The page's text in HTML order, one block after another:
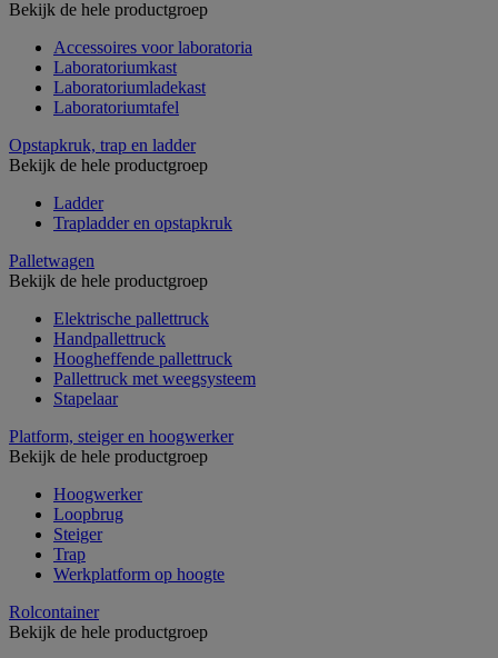
Bekijk de hele productgroep
Accessoires voor laboratoria
Laboratoriumkast
Laboratoriumladekast
Laboratoriumtafel
Opstapkruk, trap en ladder
Bekijk de hele productgroep
Ladder
Trapladder en opstapkruk
Palletwagen
Bekijk de hele productgroep
Elektrische pallettruck
Handpallettruck
Hoogheffende pallettruck
Pallettruck met weegsysteem
Stapelaar
Platform, steiger en hoogwerker
Bekijk de hele productgroep
Hoogwerker
Loopbrug
Steiger
Trap
Werkplatform op hoogte
Rolcontainer
Bekijk de hele productgroep